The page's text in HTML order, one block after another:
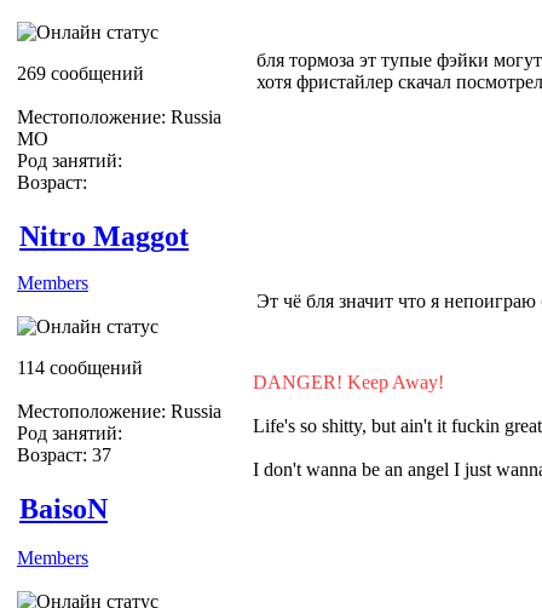
269 сообщений
Местоположение: Russia
МО
Род занятий:
Возраст:
бля тормоза эт тупые фэйки
хотя фристайлер скачал
Nitro Maggot
Members
114 сообщений
Местоположение: Russia
Род занятий:
Возраст: 37
Эт чё бля значит что я непоиграю
DANGER! Keep Away!
Life's so shitty, but ain't it fuckin
I don't wanna be an angel I just
BaisoN
Members